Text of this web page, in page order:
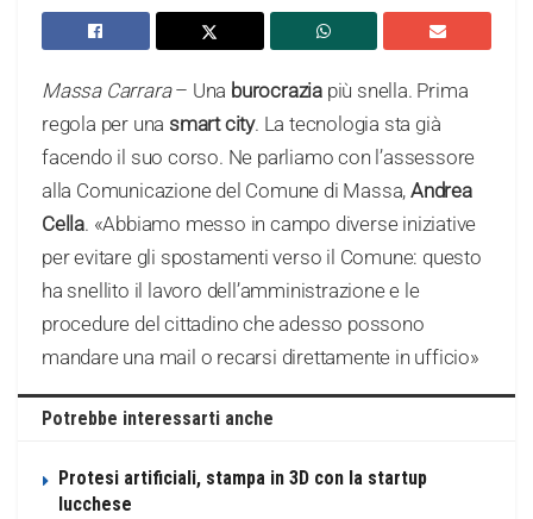
Massa Carrara– Una burocrazia più snella. Prima
regola per una smart city. La tecnologia sta già
facendo il suo corso. Ne parliamo con l’assessore
alla Comunicazione del Comune di Massa, Andrea
Cella. «Abbiamo messo in campo diverse iniziative
per evitare gli spostamenti verso il Comune: questo
ha snellito il lavoro dell’amministrazione e le
procedure del cittadino che adesso possono
mandare una mail o recarsi direttamente in ufficio»
Potrebbe interessarti anche
Protesi artificiali, stampa in 3D con la startup
lucchese